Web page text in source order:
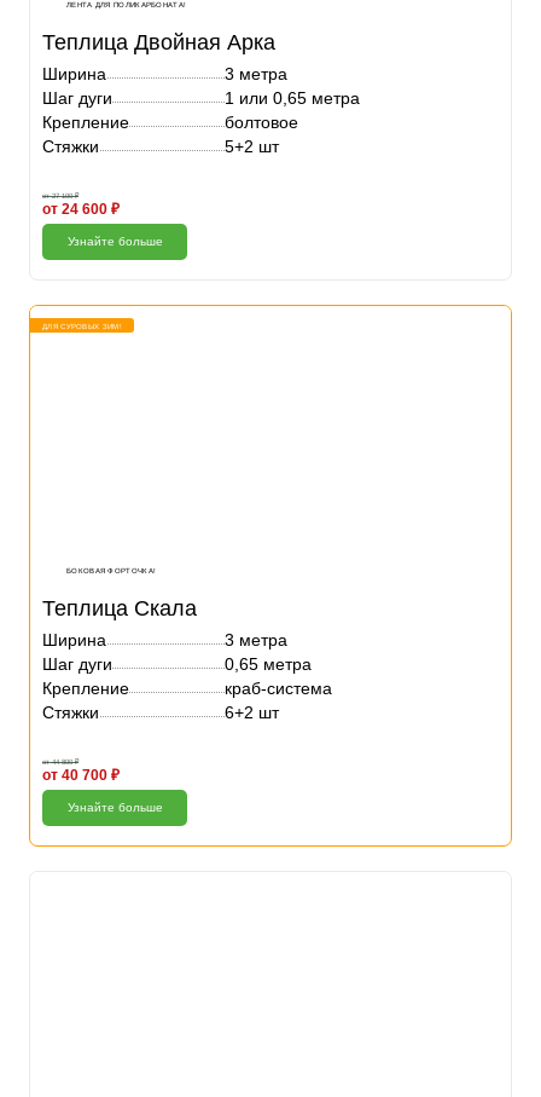
ЛЕНТА ДЛЯ ПОЛИКАРБОНАТА!
Теплица Двойная Арка
Ширина
3 метра
Шаг дуги
1 или 0,65 метра
Крепление
болтовое
Стяжки
5+2 шт
от 27 100 ₽
от 24 600 ₽
Узнайте больше
ДЛЯ СУРОВЫХ ЗИМ!
БОКОВАЯ ФОРТОЧКА!
Теплица Скала
Ширина
3 метра
Шаг дуги
0,65 метра
Крепление
краб-система
Стяжки
6+2 шт
от 44 800 ₽
от 40 700 ₽
Узнайте больше